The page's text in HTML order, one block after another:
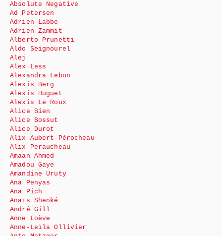
Absolute Negative
Ad Petersen
Adrien Labbe
Adrien Zammit
Alberto Prunetti
Aldo Seignourel
Alej
Alex Less
Alexandra Lebon
Alexis Berg
Alexis Huguet
Alexis Le Roux
Alice Bien
Alice Bossut
Alice Durot
Alix Aubert-Pérocheau
Alix Peraucheau
Amaan Ahmed
Amadou Gaye
Amandine Uruty
Ana Penyas
Ana Pich
Anaïs Shenké
André Gill
Anne Loève
Anne-Leïla Ollivier